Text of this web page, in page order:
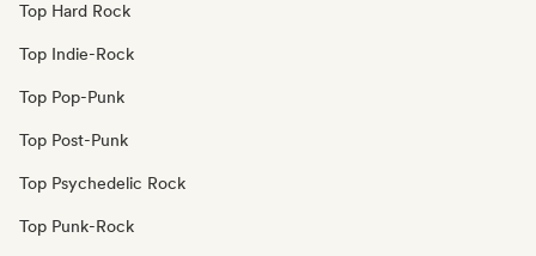
Top Hard Rock
Top Indie-Rock
Top Pop-Punk
Top Post-Punk
Top Psychedelic Rock
Top Punk-Rock